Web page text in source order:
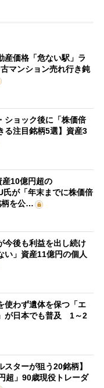
産価格「危ない駅」ラ
マンション売れ行き鈍
ショック後に「株価倍
る注目銘柄5選】資産3
産10億円超の
氏が「年末までに株価倍
柄を公…
今後も利益を出し続け
い」資産11億円の個人
使わず遺体を保つ「エ
が日本でも普及 1～2
スターが狙う20銘柄】
超」90歳現役トレーダ